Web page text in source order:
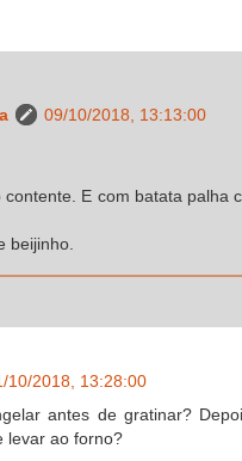
09/10/2018, 13:13:00
contente. E com batata palha
beijinho.
10/2018, 13:28:00
antes de gratinar?
levar ao forno?